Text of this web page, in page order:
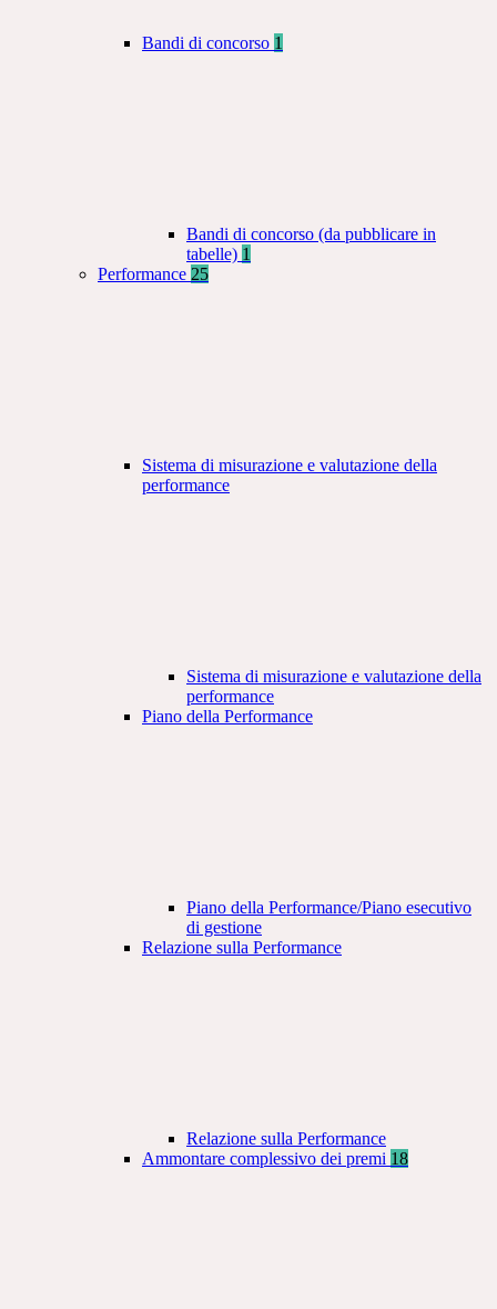
Bandi di concorso 1
Bandi di concorso (da pubblicare in
tabelle) 1
Performance 25
Sistema di misurazione e valutazione della
performance
Sistema di misurazione e valutazione della
performance
Piano della Performance
Piano della Performance/Piano esecutivo
di gestione
Relazione sulla Performance
Relazione sulla Performance
Ammontare complessivo dei premi 18